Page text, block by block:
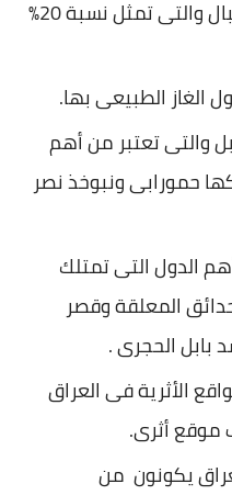
تشتهر العراق بكثرة الجبال والتى تمثل نسبة 20%
الغاز الطبيعى بها.
والتى تعتبر من أهم
حمورابى ونبوخذ نصر
الدول التى تمتلك
المعلقة وقصر
بابل الحجرى .
الأثرية فى العراق
يكونون من